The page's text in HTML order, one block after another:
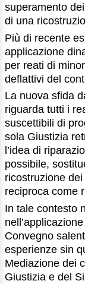
superamento
di una
Più di recente
applicazione
per reati di
deflattivi del
La nuova sfida
riguarda tutti i
suscettibili di
sola Giustizia
l’idea di
possibile,
ricostruzione
reciproca come
In tale contesto
Convegno
esperienze sin
Mediazione dei
Giustizia e del